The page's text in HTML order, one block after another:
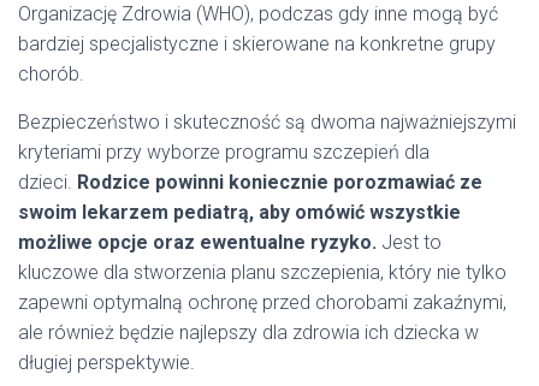
Organizację Zdrowia (WHO), podczas gdy inne mogą być
bardziej specjalistyczne i skierowane na konkretne grupy
chorób.
Bezpieczeństwo i skuteczność są dwoma najważniejszymi
kryteriami przy wyborze programu szczepień dla
dzieci. Rodzice powinni koniecznie porozmawiać ze
swoim lekarzem pediatrą, aby omówić wszystkie
możliwe opcje oraz ewentualne ryzyko. Jest to
kluczowe dla stworzenia planu szczepienia, który nie tylko
zapewni optymalną ochronę przed chorobami zakaźnymi,
ale również będzie najlepszy dla zdrowia ich dziecka w
długiej perspektywie.